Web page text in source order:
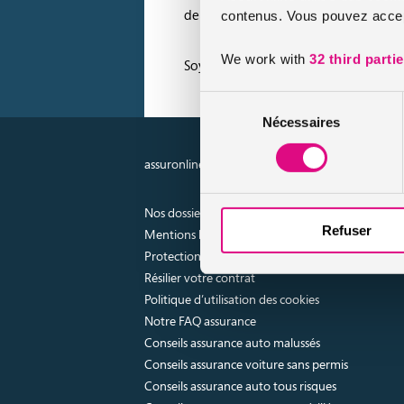
contenus. Vous pouvez
We work with 32 third
du
consentement
Nécessaires
Refuser
deux roues spécifique est
Soyez prudent et respectez les
assuronline.com est édité par AssurOne Group,
Nos dossiers
Mentions légales
Protection des données
Résilier votre contrat
Politique d’utilisation des cookies
Notre FAQ assurance
Conseils assurance auto malussés
Conseils assurance voiture sans permis
Conseils assurance auto tous risques